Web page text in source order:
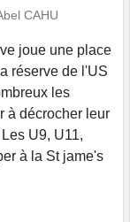
CAHU
joue une place
réserve de l'US
les
à décrocher leur
U9, U11,
à la St jame's